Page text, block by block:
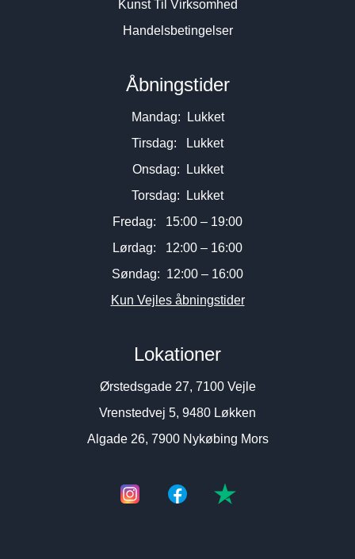
Kunst Til Virksomhed
Handelsbetingelser
Åbningstider
Mandag: Lukket
Tirsdag: Lukket
Onsdag: Lukket
Torsdag: Lukket
Fredag: 15:00 – 19:00
Lørdag: 12:00 – 16:00
Søndag: 12:00 – 16:00
Kun Vejles åbningstider
Lokationer
Ørstedsgade 27, 7100 Vejle
Vrenstedvej 5, 9480 Løkken
Algade 26, 7900 Nykøbing Mors